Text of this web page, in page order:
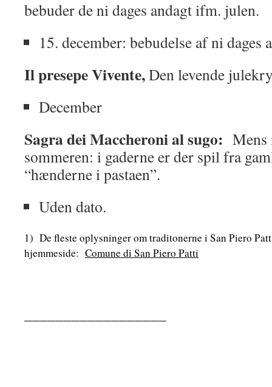
bebuder de ni dages andagt ifm. julen.
15. december: bebudelse af ni dages
Il presepe Vivente,Den levende
December
Sagra dei Maccheroni al sugo: Mens
sommeren: i gaderne er der spil fra
“hænderne i pastaen”.
Uden dato.
1) De fleste oplysninger om traditonerne i San Piero
hjemmeside: Comune di San Piero Patti